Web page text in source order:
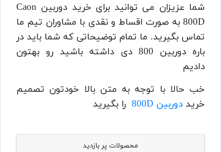
شما عزیزان می توانید برای خرید دوربین Caon
800D به صورت اقساط و نقدی با مشاوران تیم ما
تماس بگیرید. ما تمام توضیحاتی که شما باید در
باره دوربین 800 دی داشته باشید رو بهتون
دادیم
خب حالا با توجه به متن بالا خودتون تصمیم
خرید دوربین 800D را بگیرید
محصولات پر بازدید